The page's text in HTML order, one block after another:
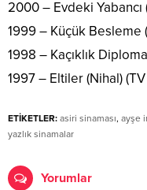
2000 – Evdeki Yabancı
1999 – Küçük Besleme
1998 – Kaçıklık
1997 – Eltiler (Nihal)
ETİKETLER: asiri sinaması, ayşe
yazlık sinamalar
Yorumlar